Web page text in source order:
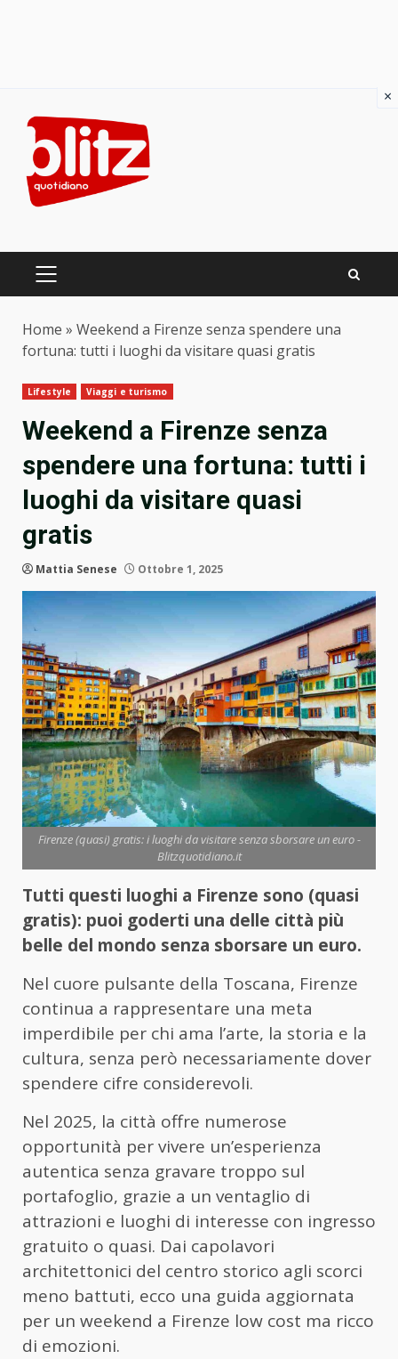
content
PRIMARY
Home » Weekend a Firenze senza spendere una
fortuna: tutti i luoghi da visitare quasi gratis
Lifestyle Viaggi e turismo
Weekend a Firenze senza
spendere una fortuna: tutti i
luoghi da visitare quasi
gratis
Mattia Senese Ottobre 1, 2025
Firenze (quasi) gratis: i luoghi da visitare senza sborsare un euro -
Blitzquotidiano.it
Tutti questi luoghi a Firenze sono (quasi
gratis): puoi goderti una delle città più
belle del mondo senza sborsare un euro.
Nel cuore pulsante della Toscana, Firenze
continua a rappresentare una meta
imperdibile per chi ama l’arte, la storia e la
cultura, senza però necessariamente dover
spendere cifre considerevoli.
Nel 2025, la città offre numerose
opportunità per vivere un’esperienza
autentica senza gravare troppo sul
portafoglio, grazie a un ventaglio di
attrazioni e luoghi di interesse con ingresso
gratuito o quasi. Dai capolavori
architettonici del centro storico agli scorci
meno battuti, ecco una guida aggiornata
per un weekend a Firenze low cost ma ricco
di emozioni.
×